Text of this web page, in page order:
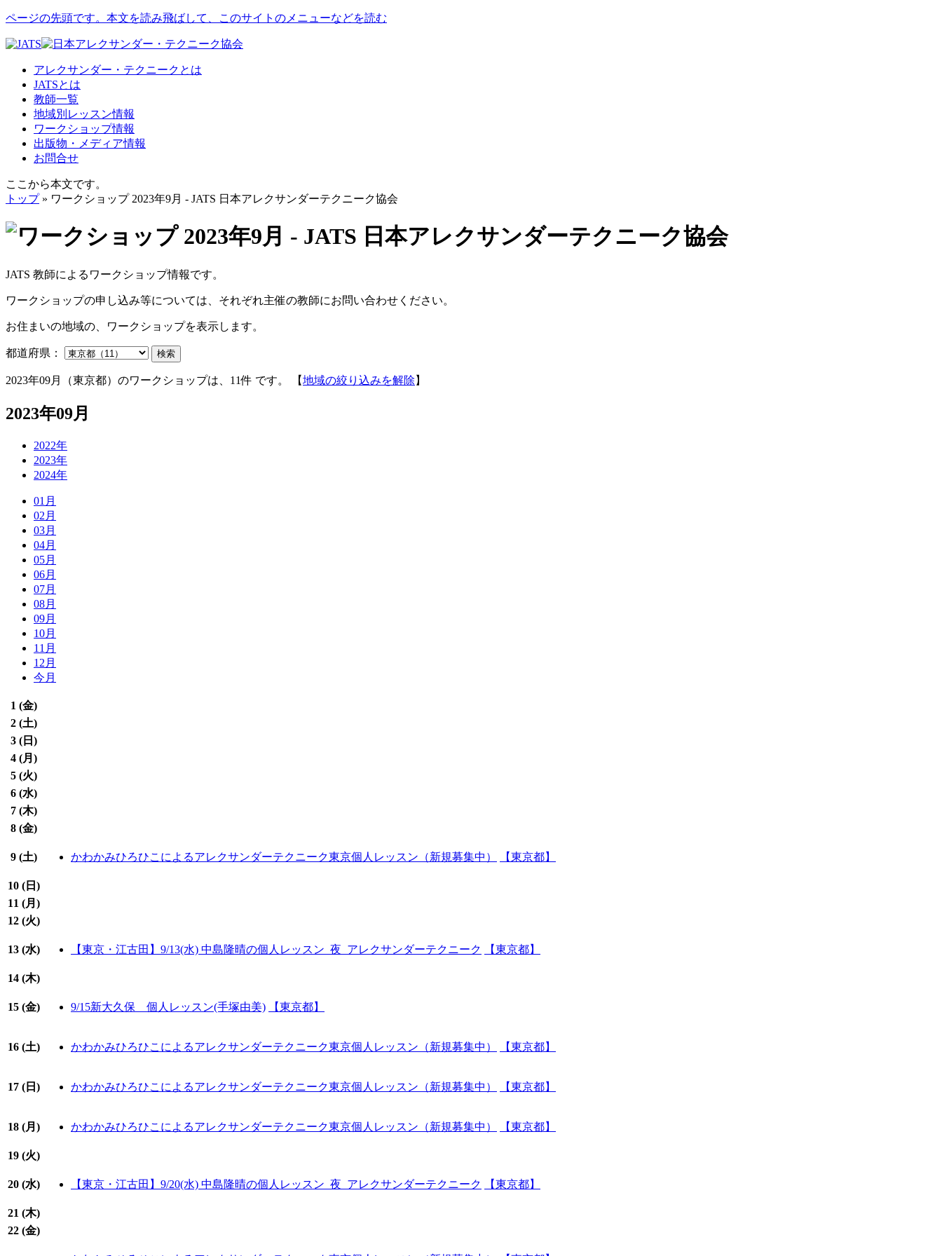
ページの先頭です。本文を読み飛ばして、このサイトのメニューなどを読む
アレクサンダー・テクニークとは
JATSとは
教師一覧
地域別レッスン情報
ワークショップ情報
出版物・メディア情報
お問合せ
ここから本文です。
トップ» ワークショップ 2023年9月 - JATS 日本アレクサンダーテクニーク協会
JATS 教師によるワークショップ情報です。
ワークショップの申し込み等については、それぞれ主催の教師にお問い合わせください。
お住まいの地域の、ワークショップを表示します。
都道府県： 検索
2023年09月（東京都）のワークショップは、11件 です。 【地域の絞り込みを解除 】
2023年09月
2022年
2023年
2024年
01月
02月
03月
04月
05月
06月
07月
08月
09月
10月
11月
12月
今月
1 (金)
2 (土)
3 ( 日 )
4 (月 )
5 (火)
6 (水)
7 (木)
8 (金)
9 (土) かわかみひろひこによるアレクサンダーテクニーク東京個人レッスン（新規募集中） 【東京都】
10 ( 日 )
11 (月 )
12 (火)
13 (水) 【東京・江古田】9/13(水) 中島隆晴の個人レッスン_夜_アレクサンダーテクニーク 【東京都】
14 (木)
15 (金) 9/15新大久保 個人レッスン(手塚由美) 【東京都】
16 (土) かわかみひろひこによるアレクサンダーテクニーク東京個人レッスン（新規募集中） 【東京都】
17 ( 日 ) かわかみひろひこによるアレクサンダーテクニーク東京個人レッスン（新規募集中） 【東京都】
18 (月 ) かわかみひろひこによるアレクサンダーテクニーク東京個人レッスン（新規募集中） 【東京都】
19 (火)
20 (水) 【東京・江古田】9/20(水) 中島隆晴の個人レッスン_夜_アレクサンダーテクニーク 【東京都】
21 (木)
22 (金)